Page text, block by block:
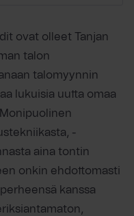
ovat olleet Tanjan
talon
talomyynnin
lukuisia uutta omaa
-
aina tontin
onkin ehdottomasti
kanssa